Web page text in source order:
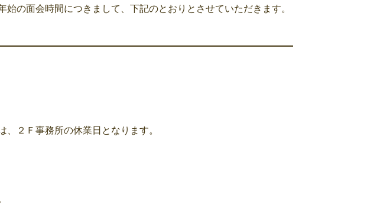
始の面会時間につきまして、下記のとおりとさせていただきます。
２Ｆ事務所の休業日となります。